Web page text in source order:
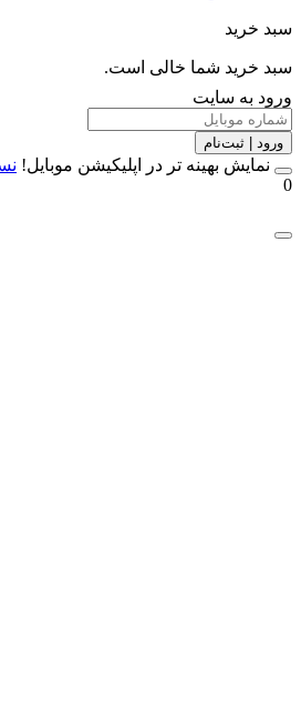
خرید شما خالی است.
به سایت
| ثبت‌نام
بهینه تر در اپلیکیشن موبایل!نسخه